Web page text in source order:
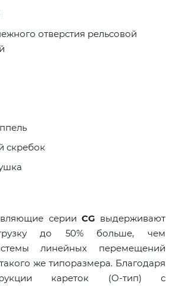
отверстия рельсовой
скребок
серии CG выдерживают
до 50% больше, чем
линейных перемещений
же типоразмера. Благодаря
кареток (О-тип) с